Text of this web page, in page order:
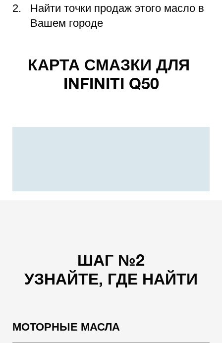
Найти точки продаж этого масло в
Вашем городе
КАРТА СМАЗКИ ДЛЯ
INFINITI Q50
ШАГ №2
УЗНАЙТЕ, ГДЕ НАЙТИ
МОТОРНЫЕ МАСЛА